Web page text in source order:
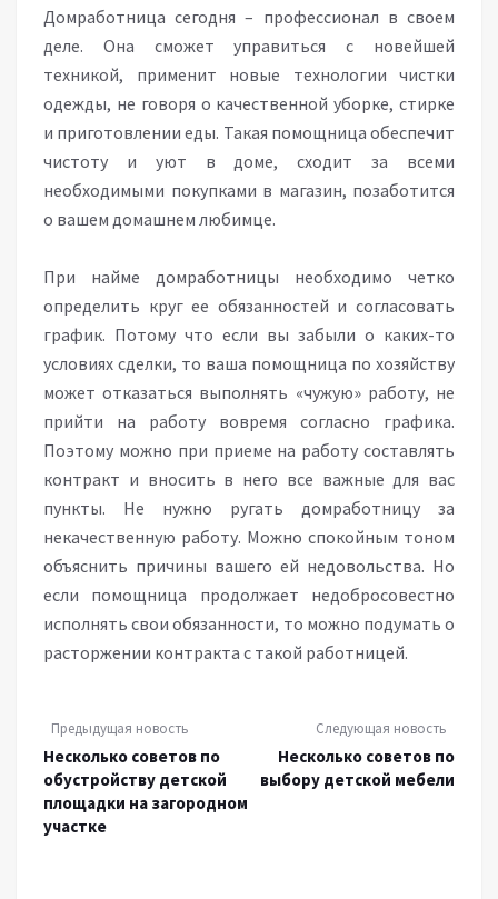
Домработница сегодня – профессионал в своем
деле. Она сможет управиться с новейшей
техникой, применит новые технологии чистки
одежды, не говоря о качественной уборке, стирке
и приготовлении еды. Такая помощница обеспечит
чистоту и уют в доме, сходит за всеми
необходимыми покупками в магазин, позаботится
о вашем домашнем любимце.
При найме домработницы необходимо четко
определить круг ее обязанностей и согласовать
график. Потому что если вы забыли о каких-то
условиях сделки, то ваша помощница по хозяйству
может отказаться выполнять «чужую» работу, не
прийти на работу вовремя согласно графика.
Поэтому можно при приеме на работу составлять
контракт и вносить в него все важные для вас
пункты. Не нужно ругать домработницу за
некачественную работу. Можно спокойным тоном
объяснить причины вашего ей недовольства. Но
если помощница продолжает недобросовестно
исполнять свои обязанности, то можно подумать о
расторжении контракта с такой работницей.
Предыдущая новость
Несколько советов по
обустройству детской
площадки на загородном
участке
Следующая новость
Несколько советов по
выбору детской мебели